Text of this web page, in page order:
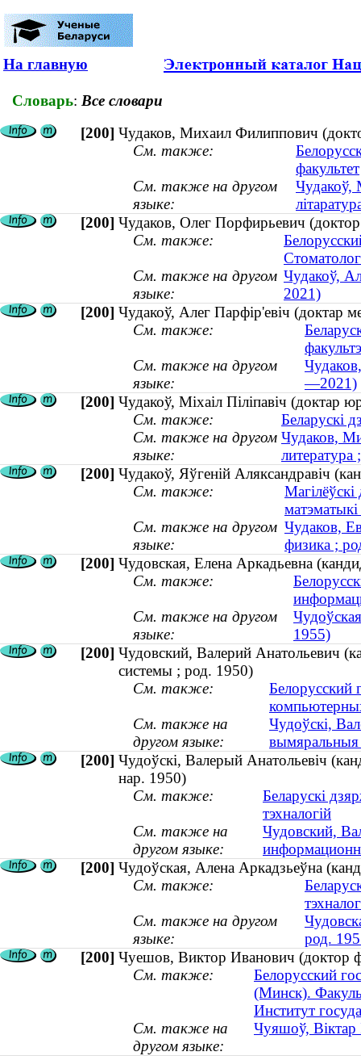
На главную
Словарь: Все словари
[200] Чудаков, Михаил Филиппович
См. также:
факультет
См. также на другом
языке:
Чудакоў,
[200] Чудаков, Олег Порфирьевич
См. также:
См. также на другом
языке:
Чудакоў,
2021)
[200] Чудакоў, Алег Парфір'евіч (доктар
См. также:
См. также на другом
языке:
—2021)
[200] Чудакоў, Мiхаiл Пiлiпавiч (доктар
См. также:
Беларускі
См. также на другом
языке:
Чудаков,
[200] Чудакоў, Яўгеній Аляксандравіч
См. также:
См. также на другом
языке:
Чудаков,
физика ;
[200] Чудовская, Елена Аркадьевна
См. также:
См. также на другом
языке:
1955)
[200] Чудовский, Валерий Анатольевич
системы ; род. 1950)
См. также:
Белорусский
См. также на
другом языке:
Чудоўскі,
вымяральныя
[200] Чудоўскі, Валерый Анатольевіч
нар. 1950)
См. также:
Беларускі
тэхналогій
См. также на
другом языке:
Чудовский,
[200] Чудоўская, Алена Аркадзьеўна
См. также:
См. также на другом
языке:
род.
[200] Чуешов, Виктор Иванович (доктор
См. также:
Белорусский
(Минск).
Институт
См. также на
другом языке:
Чуяшоў, Віктар